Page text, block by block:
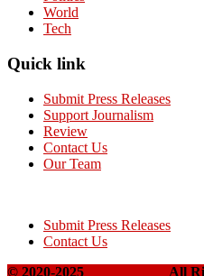
World
Tech
Quick link
Submit Press Releases
Support Journalism
Review
Contact Us
Our Team
Submit Press Releases
Contact Us
© 2020-2025
All